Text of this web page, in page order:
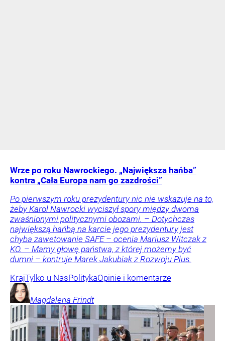
Wrze po roku Nawrockiego. „Największa hańba”
kontra „Cała Europa nam go zazdrości”
Po pierwszym roku prezydentury nic nie wskazuje na to,
żeby Karol Nawrocki wyciszył spory między dwoma
zwaśnionymi politycznymi obozami. – Dotychczas
największą hańbą na karcie jego prezydentury jest
chyba zawetowanie SAFE – ocenia Mariusz Witczak z
KO. – Mamy głowę państwa, z której możemy być
dumni – kontruje Marek Jakubiak z Rozwoju Plus.
KrajTylko u NasPolitykaOpinie i komentarze
Magdalena Frindt